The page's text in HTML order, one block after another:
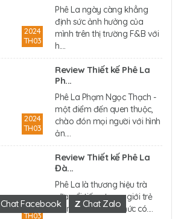
2024
TH03
Phê La ngày càng khẳng
định sức ảnh hưởng của
mình trên thị trường F&B với
h....
2024
TH03
Review Thiết kế Phê La
Ph...
Phê La Phạm Ngọc Thạch -
một điểm đến quen thuộc,
chào đón mọi người với hình
ản....
2024
TH03
Review Thiết kế Phê La
Đà...
Phê La là thương hiệu trà
sữa nổi tiếng trong giới trẻ
cả nước đã chính thức có....
Chat Facebook Z Chat Zalo